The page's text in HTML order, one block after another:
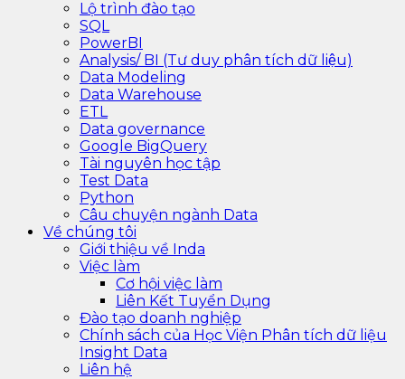
Lộ trình đào tạo
SQL
PowerBI
Analysis/ BI (Tư duy phân tích dữ liệu)
Data Modeling
Data Warehouse
ETL
Data governance
Google BigQuery
Tài nguyên học tập
Test Data
Python
Câu chuyện ngành Data
Về chúng tôi
Giới thiệu về Inda
Việc làm
Cơ hội việc làm
Liên Kết Tuyển Dụng
Đào tạo doanh nghiệp
Chính sách của Học Viện Phân tích dữ liệu
Insight Data
Liên hệ